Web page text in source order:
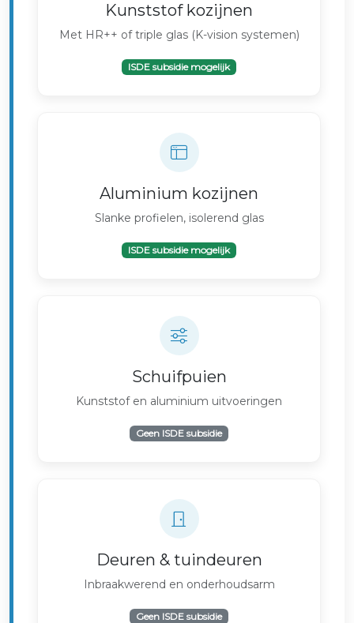
Kunststof kozijnen
Met HR++ of triple glas (K-vision systemen)
ISDE subsidie mogelijk
Aluminium kozijnen
Slanke profielen, isolerend glas
ISDE subsidie mogelijk
Schuifpuien
Kunststof en aluminium uitvoeringen
Geen ISDE subsidie
Deuren & tuindeuren
Inbraakwerend en onderhoudsarm
Geen ISDE subsidie